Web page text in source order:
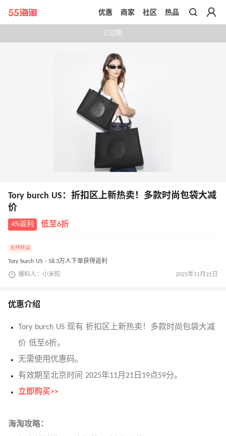
带你去官网买正品
优惠 商家 社区 热品
已过期
Tory burch US：折扣区上新热卖！多款时尚包袋大减
价
4%返利 低至6折
支持转运
Tory burch US · 58.3万人下单获得返利
爆料人：小米粒 2025年11月21日
优惠介绍
Tory burch US 现有 折扣区上新热卖！多款时尚包袋大减
价 低至6折。
无需使用优惠码。
有效期至北京时间 2025年11月21日19点59分。
立即购买>>
海淘攻略：